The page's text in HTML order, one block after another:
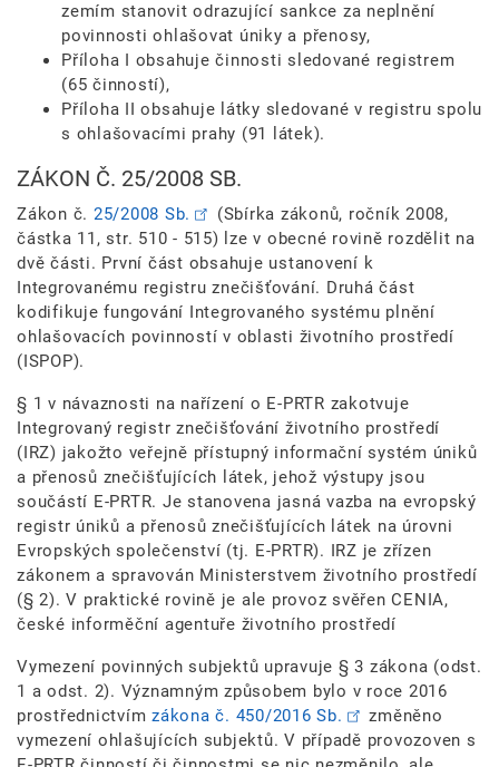
zemím stanovit odrazující sankce za neplnění
povinnosti ohlašovat úniky a přenosy,
Příloha I obsahuje činnosti sledované registrem
(65 činností),
Příloha II obsahuje látky sledované v registru spolu
s ohlašovacími prahy (91 látek).
ZÁKON Č. 25/2008 SB.
Zákon č. 25/2008 Sb.
(Sbírka zákonů, ročník 2008,
částka 11, str. 510 - 515) lze v obecné rovině rozdělit na
dvě části. První část obsahuje ustanovení k
Integrovanému registru znečišťování. Druhá část
kodifikuje fungování Integrovaného systému plnění
ohlašovacích povinností v oblasti životního prostředí
(ISPOP).
§ 1 v návaznosti na nařízení o E-PRTR zakotvuje
Integrovaný registr znečišťování životního prostředí
(IRZ) jakožto veřejně přístupný informační systém úniků
a přenosů znečišťujících látek, jehož výstupy jsou
součástí E-PRTR. Je stanovena jasná vazba na evropský
registr úniků a přenosů znečišťujících látek na úrovni
Evropských společenství (tj. E-PRTR). IRZ je zřízen
zákonem a spravován Ministerstvem životního prostředí
(§ 2). V praktické rovině je ale provoz svěřen CENIA,
české informěční agentuře životního prostředí
Vymezení povinných subjektů upravuje § 3 zákona (odst.
1 a odst. 2). Významným způsobem bylo v roce 2016
prostřednictvím zákona č. 450/2016 Sb.
změněno
vymezení ohlašujících subjektů. V případě provozoven s